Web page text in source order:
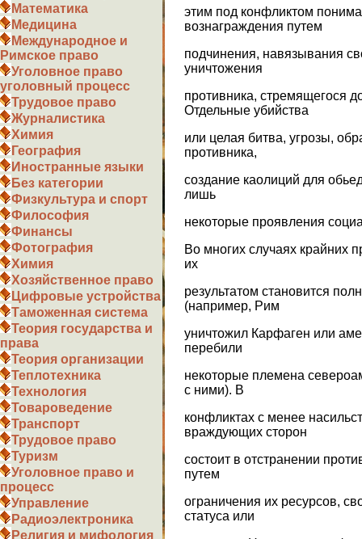
Математика
Медицина
Международное и
Римское право
Уголовное право
уголовный процесс
Трудовое право
Журналистика
Химия
География
Иностранные языки
Без категории
Физкультура и спорт
Философия
Финансы
Фотография
Химия
Хозяйственное право
Цифровые устройства
Таможенная система
Теория государства и
права
Теория организации
Теплотехника
Технология
Товароведение
Транспорт
Трудовое право
Туризм
Уголовное право и
процесс
Управление
Радиоэлектроника
Религия и мифология
этим под конфликтом
вознаграждения путем
подчинения, навязывания
уничтожения
противника, стремящегося
Отдельные убийства
или целая битва, угрозы,
противника,
создание каолиций для
лишь
некоторые проявления
Во многих случаях крайних
их
результатом становится
(например, Рим
уничтожил Карфаген или
перебили
некоторые племена
с ними). В
конфликтах с менее
враждующих сторон
состоит в отстранении
путем
ограничения их ресурсов,
статуса или